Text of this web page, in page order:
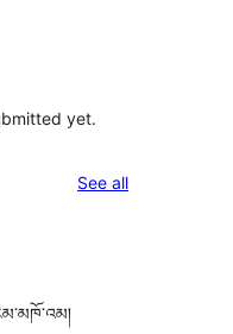
yet.
See allreviews